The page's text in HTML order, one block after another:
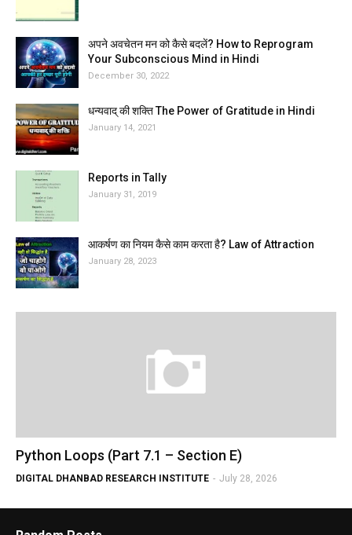
अपने अवचेतन मन को कैसे बदलें? How to Reprogram
Your Subconscious Mind in Hindi
December 30, 2022
धन्यवाद् की शक्ति The Power of Gratitude in Hindi
January 14, 2021
Reports in Tally
January 31, 2019
आकर्षण का नियम कैसे काम करता है? Law of Attraction
January 28, 2023
Python Loops (Part 7.1 – Section E)
DIGITAL DHANBAD RESEARCH INSTITUTE - July 28, 2026